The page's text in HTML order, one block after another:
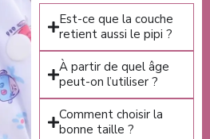
Est-ce que la couche
retient aussi le pipi ?
À partir de quel âge
peut-on l’utiliser ?
Comment choisir la
bonne taille ?